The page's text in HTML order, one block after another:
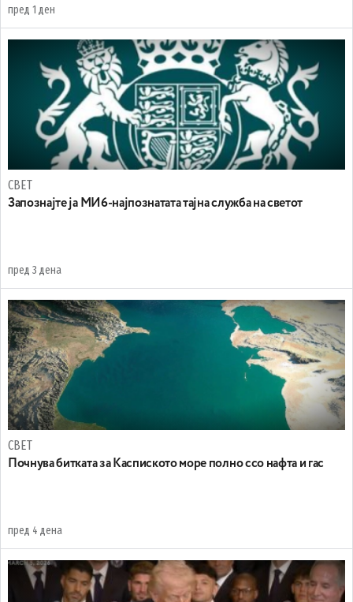
пред 1 ден
СВЕТ
Запознајте ја МИ6-најпознатата тајна служба на светот
пред 3 дена
СВЕТ
Почнува битката за Каспиското море полно ссо нафта и гас
пред 4 дена